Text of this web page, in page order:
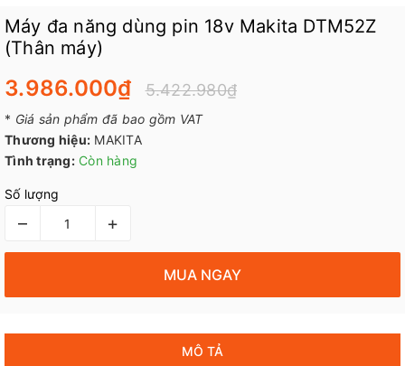
Máy đa năng dùng pin 18v Makita DTM52Z
(Thân máy)
3.986.000₫ 5.422.980₫
* Giá sản phẩm đã bao gồm VAT
Thương hiệu: MAKITA
Tình trạng: Còn hàng
Số lượng
– +
MUA NGAY
MÔ TẢ